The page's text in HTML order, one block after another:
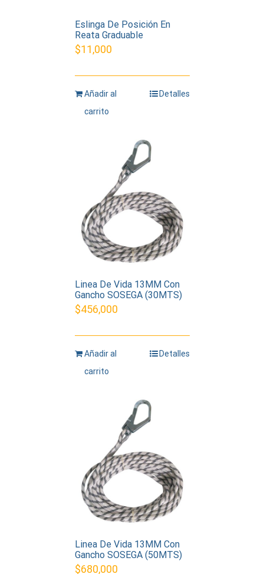
Eslinga De Posición En
Reata Graduable
$11,000
Añadir al
carrito
Detalles
Linea De Vida 13MM Con
Gancho SOSEGA (30MTS)
$456,000
Añadir al
carrito
Detalles
Linea De Vida 13MM Con
Gancho SOSEGA (50MTS)
$680,000